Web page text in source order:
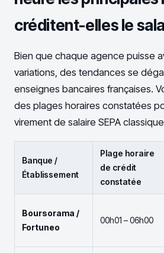
créditent-elles le
Bien que chaque agence puisse
variations, des tendances se
enseignes bancaires françaises.
des plages horaires constatées
virement de salaire SEPA
Banque /
Établissement
Plage horaire
de crédit
constatée
Boursorama /
Fortuneo
00h01 – 06h00